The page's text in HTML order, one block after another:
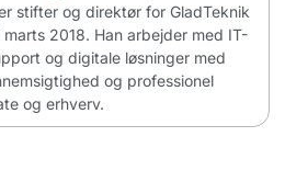
stifter og direktør for GladTeknik
2018. Han arbejder med IT-
og digitale løsninger med
og professionel
og erhverv.